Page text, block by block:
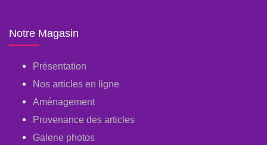
Notre Magasin
Présentation
Nos articles en ligne
Aménagement
Provenance des articles
Galerie photos